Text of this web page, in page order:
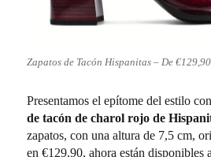
Zapatos de Tacón Hispanitas – De
Presentamos el epítome del estilo
de tacón de charol rojo de
zapatos, con una altura de 7,5 cm,
en €129,90, ahora están disponibles